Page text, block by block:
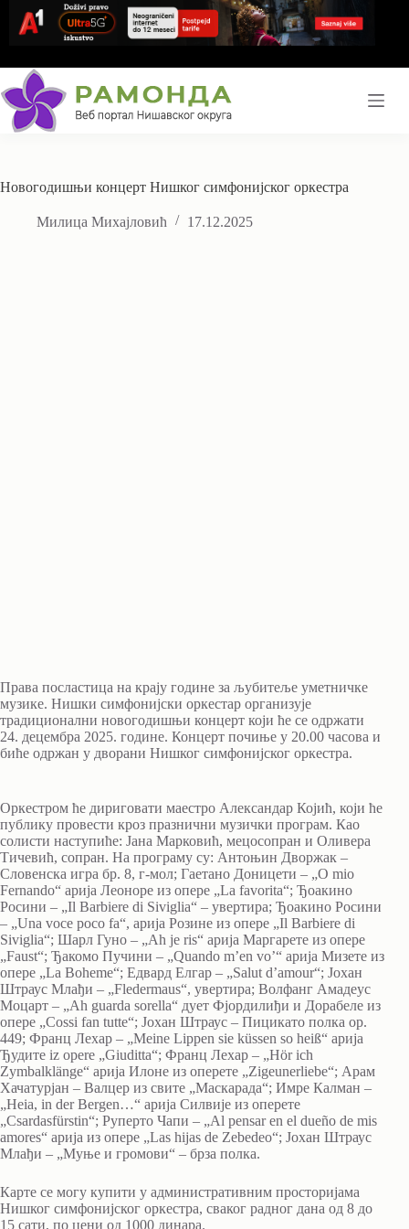
content
Новогодишњи концерт Нишког симфонијског оркестра
Милица Михајловић 17.12.2025
Права посластица на крају године за љубитеље уметничке
музике. Нишки симфонијски оркестар организује
традиционални новогодишњи концерт који ће се одржати
24. децембра 2025. године. Концерт почиње у 20.00 часова и
биће одржан у дворани Нишког симфонијског оркестра.
Оркестром ће дириговати маестро Александар Којић, који ће
публику провести кроз празнични музички програм. Као
солисти наступиће: Јана Марковић, мецосопран и Оливера
Тичевић, сопран. На програму су: Антоњин Дворжак –
Словенска игра бр. 8, г-мол; Гаетано Доницети – „O mio
Fernando“ арија Леоноре из опере „La favorita“; Ђоакино
Росини – „Il Barbiere di Siviglia“ – увертира; Ђоакино Росини
– „Una voce poco fa“, арија Розине из опере „Il Barbiere di
Siviglia“; Шарл Гуно – „Ah je ris“ арија Маргарете из опере
„Faust“; Ђакомо Пучини – „Quando m’en vo’“ арија Мизете из
опере „La Boheme“; Едвард Елгар – „Salut d’amour“; Јохан
Штраус Млађи – „Fledermaus“, увертира; Волфанг Амадеус
Моцарт – „Ah guarda sorella“ дует Фјордилиђи и Дорабеле из
опере „Cossi fan tutte“; Јохан Штраус – Пицикато полка op.
449; Франц Лехар – „Meine Lippen sie küssen so heiß“ арија
Ђудите iz opere „Giuditta“; Франц Лехар – „Hör ich
Zymbalklänge“ арија Илоне из оперете „Zigeunerliebe“; Арам
Хачатурјан – Валцер из свите „Маскарада“; Имрe Калман –
„Heia, in der Bergen…“ арија Силвије из оперете
„Csardasfürstin“; Руперто Чапи – „Al pensar en el dueño de mis
amores“ арија из опере „Las hijas de Zebedeo“; Јохан Штраус
Млађи – „Муње и громови“ – брза полка.
Карте се могу купити у административним просторијама
Нишког симфонијског оркестра, сваког радног дана од 8 до
15 сати, по цени од 1000 динара.